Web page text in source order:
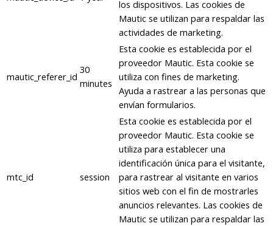
los dispositivos. Las cookies de
Mautic se utilizan para respaldar las
actividades de marketing.
mautic_referer_id
30
minutes
Esta cookie es establecida por el
proveedor Mautic. Esta cookie se
utiliza con fines de marketing.
Ayuda a rastrear a las personas que
envían formularios.
mtc_id session
Esta cookie es establecida por el
proveedor Mautic. Esta cookie se
utiliza para establecer una
identificación única para el visitante,
para rastrear al visitante en varios
sitios web con el fin de mostrarles
anuncios relevantes. Las cookies de
Mautic se utilizan para respaldar las